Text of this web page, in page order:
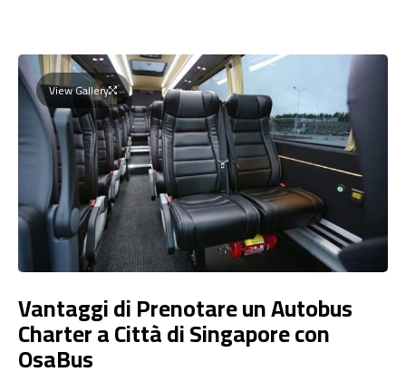
View Gallery
Vantaggi di Prenotare un Autobus
Charter a Città di Singapore con
OsaBus